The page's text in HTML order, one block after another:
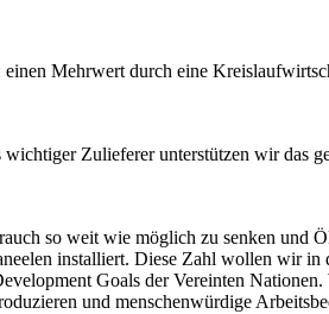
Mehrwert durch eine
Zulieferer unterstützen wir das
so weit wie möglich zu senken und
installiert. Diese Zahl wollen wir
Goals der Vereinten
und menschenwürdige